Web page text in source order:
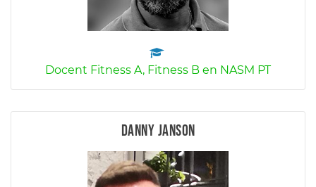
Docent Fitness A, Fitness B en NASM PT
Danny Janson